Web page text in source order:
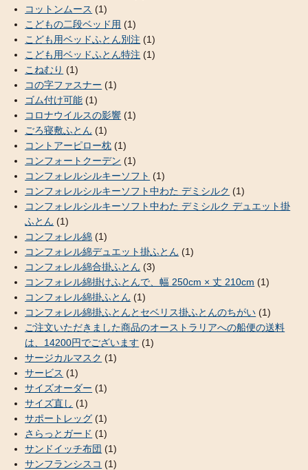
コットンムース (1)
こどもの二段ベッド用 (1)
こども用ベッドふとん別注 (1)
こども用ベッドふとん特注 (1)
こねむり (1)
コの字ファスナー (1)
ゴム付け可能 (1)
コロナウイルスの影響 (1)
ごろ寝敷ふとん (1)
コントアーピロー枕 (1)
コンフォートクーデン (1)
コンフォレルシルキーソフト (1)
コンフォレルシルキーソフト中わた デミシルク (1)
コンフォレルシルキーソフト中わた デミシルク デュエット掛
ふとん (1)
コンフォレル綿 (1)
コンフォレル綿デュエット掛ふとん (1)
コンフォレル綿合掛ふとん (3)
コンフォレル綿掛けふとんで、幅 250cm × 丈 210cm (1)
コンフォレル綿掛ふとん (1)
コンフォレル綿掛ふとんとセベリス掛ふとんのちがい (1)
ご注文いただきました商品のオーストラリアへの船便の送料
は、14200円でございます (1)
サージカルマスク (1)
サービス (1)
サイズオーダー (1)
サイズ直し (1)
サポートレッグ (1)
さらっとガード (1)
サンドイッチ布団 (1)
サンフランシスコ (1)